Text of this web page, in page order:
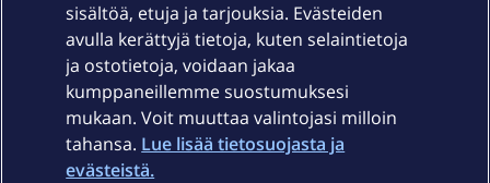
Palvelut
Ajankohtaista
sisältöä, etuja ja tarjouksia. Evästeiden
avulla kerättyjä tietoja, kuten selaintietoja
ja ostotietoja, voidaan jakaa
kumppaneillemme suostumuksesi
mukaan. Voit muuttaa valintojasi milloin
tahansa. Lue lisää tietosuojasta ja
evästeistä.